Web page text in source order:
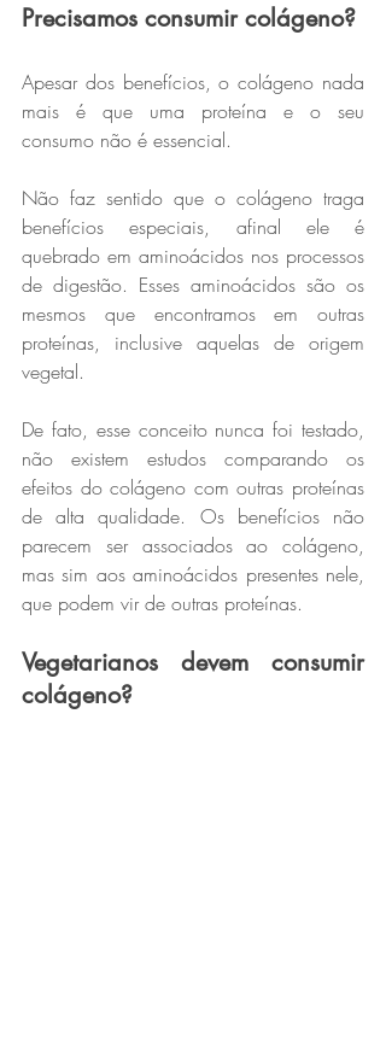
Precisamos consumir colágeno?
Apesar dos benefícios, o colágeno nada
mais é que uma proteína e o seu
consumo não é essencial.
Não faz sentido que o colágeno traga
benefícios especiais, afinal ele é
quebrado em aminoácidos nos processos
de digestão. Esses aminoácidos são os
mesmos que encontramos em outras
proteínas, inclusive aquelas de origem
vegetal.
De fato, esse conceito nunca foi testado,
não existem estudos comparando os
efeitos do colágeno com outras proteínas
de alta qualidade. Os benefícios não
parecem ser associados ao colágeno,
mas sim aos aminoácidos presentes nele,
que podem vir de outras proteínas.
Vegetarianos devem consumir
colágeno?